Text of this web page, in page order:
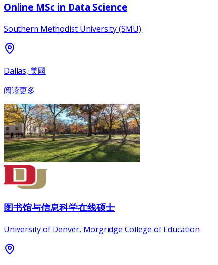
Online MSc in Data Science
Southern Methodist University (SMU)
Dallas, 美國
阅读更多
图书馆与信息科学在线硕士
University of Denver, Morgridge College of Education